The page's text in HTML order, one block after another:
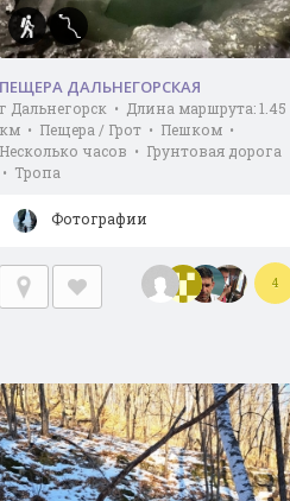
ПЕЩЕРА ДАЛЬНЕГОРСКАЯ
г Дальнегорск • Длина маршрута: 1.45
км • Пещера / Грот • Пешком •
Несколько часов • Грунтовая дорога
• Тропа
Фотографии
4